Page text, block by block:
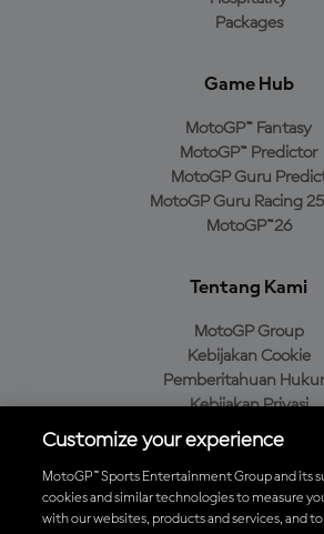
Packages
Game Hub
MotoGP™ Fantasy
MotoGP™ Predictor
MotoGP Guru
MotoGP Guru Racing
MotoGP™26
Tentang Kami
MotoGP Group
Kebijakan Cookie
Pemberitahuan
Kebijakan Privasi
Kebijakan Pembelian
Unduh Aplikasi Resmi
Customize your experience
MotoGP™ Sports Entertainment Group and its
cookies and similar technologies to measure
with our websites, products and services, and to